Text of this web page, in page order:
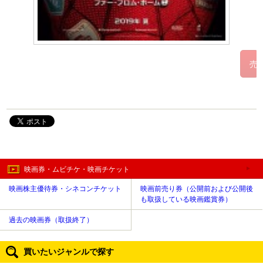
映画券・ムビチケ・映画チケット
映画株主優待券・シネコンチケット
映画前売り券（公開前および公開後
も取扱している映画鑑賞券）
過去の映画券（取扱終了）
買いたいジャンルで探す